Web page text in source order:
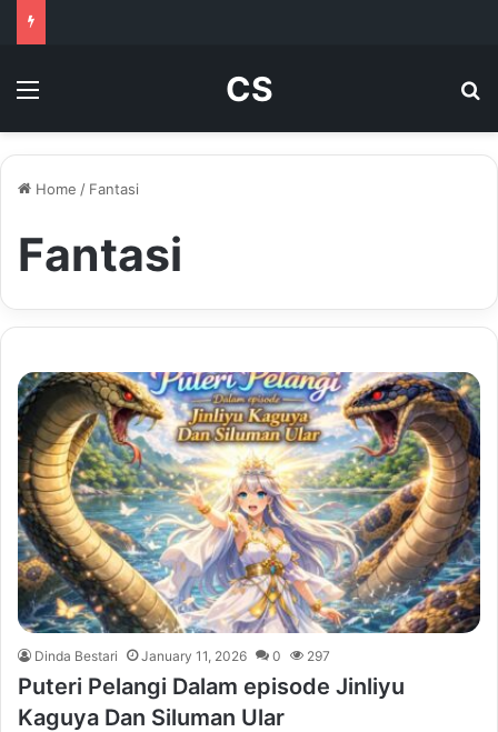
Menu CS
Home / Fantasi
Fantasi
Dinda Bestari January 11, 2026 0 297
Puteri Pelangi Dalam episode Jinliyu
Kaguya Dan Siluman Ular